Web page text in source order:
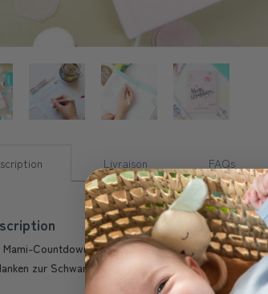
Livraison FAQs
Mami-Countdown-Buch ist das Ausfüllbuch für
zur Schwangerschaft im Journaling-Teil auf.